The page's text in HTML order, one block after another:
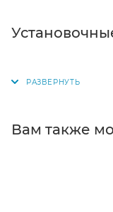
для выбора
получения
телефон или
Почтовая
Вам также